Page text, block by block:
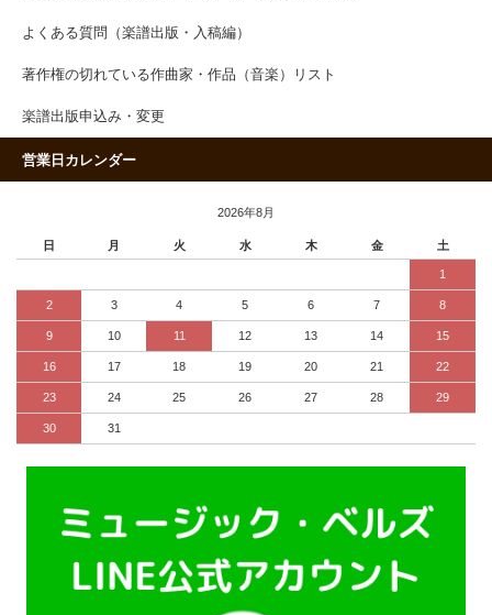
よくある質問（楽譜出版・入稿編）
著作権の切れている作曲家・作品（音楽）リスト
楽譜出版申込み・変更
営業日カレンダー
2026年8月
日 月 火 水 木 金 土
1
2 3 4 5 6 7 8
9 10 11 12 13 14 15
16 17 18 19 20 21 22
23 24 25 26 27 28 29
30 31